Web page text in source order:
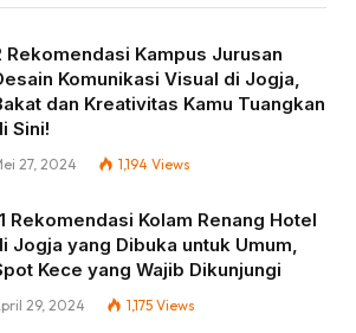
Rekomendasi Kampus Jurusan
Komunikasi Visual di Jogja,
dan Kreativitas Kamu Tuangkan
Sini!
27, 2024 1,194 Views
Rekomendasi Kolam Renang Hotel
Jogja yang Dibuka untuk Umum,
Kece yang Wajib Dikunjungi
29, 2024 1,175 Views